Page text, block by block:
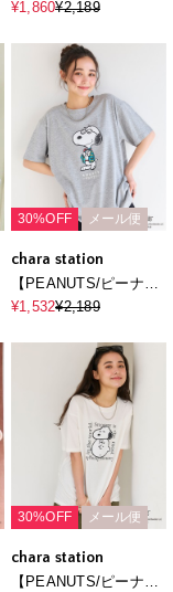
メルヘン】サガラ刺繍
シャツ
¥1,860¥2,189
30%OFF メール便
chara station
【PEANUTS/ピーナッ
ツ】SNOOPY/スヌー
プリントTシャツ
¥1,532¥2,189
30%OFF メール便
chara station
【PEANUTS/ピーナッ